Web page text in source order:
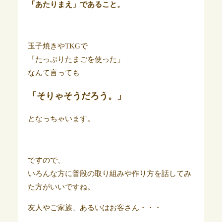
「あたりまえ」であること。
玉子焼きやTKGで
「たっぷりたまごを使った」
なんて言っても
「そりゃそうだろう。」
となっちゃいます。
ですので、
いろんな方に普段の取り組みや作り方を話してみ
た方がいいですね。
友人やご家族、あるいはお客さん・・・